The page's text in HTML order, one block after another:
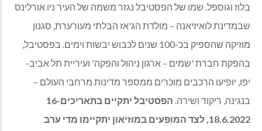
בלוז וגוספל. שמו של הפסטיבל נגזר משמה של העיר ניו אורלינס
שבמדינת לואיזיאנה – מולדת הג'אז הבלתי מעורערת, סגנון
מוזיקה שהספיק בכ-100 שנים לכבוש יבשות וימים. בפסטיבל,
בהפקת חברת 'שמים – ארגון ניהול והפקה' ועיריית תל אביב-
יפו, יופיעו הרכבים מוכרים ממספר מדינות מרחבי העולם –
בנגינה, ריקוד ושירה.
הפסטיבל יתקיים בתאריכים16-
18.6.2022, לצד המופעים במוזיאון יתקיימו מדי ערב